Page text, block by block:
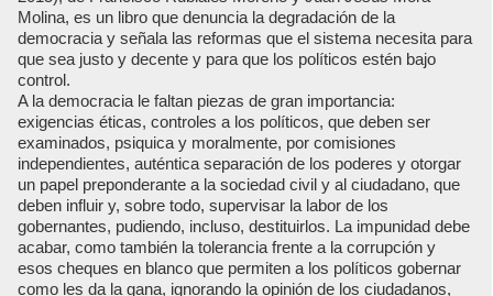
Molina, es un libro que denuncia la degradación de la
democracia y señala las reformas que el sistema necesita para
que sea justo y decente y para que los políticos estén bajo
control.
A la democracia le faltan piezas de gran importancia:
exigencias éticas, controles a los políticos, que deben ser
examinados, psiquica y moralmente, por comisiones
independientes, auténtica separación de los poderes y otorgar
un papel preponderante a la sociedad civil y al ciudadano, que
deben influir y, sobre todo, supervisar la labor de los
gobernantes, pudiendo, incluso, destituirlos. La impunidad debe
acabar, como también la tolerancia frente a la corrupción y
esos cheques en blanco que permiten a los políticos gobernar
como les da la gana, ignorando la opinión de los ciudadanos,